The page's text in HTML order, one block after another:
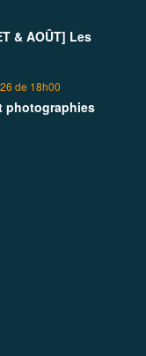
& AOÛT] Les
de 18h00
photographies